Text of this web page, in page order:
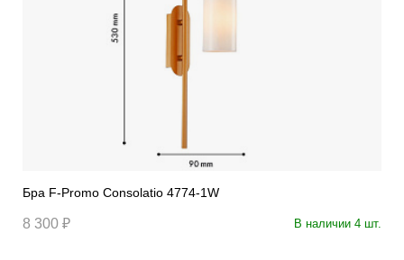
Бра F-Promo Consolatio 4774-1W
8 300 ₽ В наличии 4 шт.